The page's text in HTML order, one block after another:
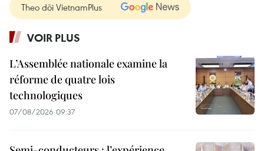
Theo dõi VietnamPlus
VOIR PLUS
L’Assemblée nationale examine la
réforme de quatre lois
technologiques
07/08/2026 09:37